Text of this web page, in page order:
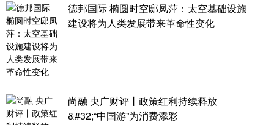
德邦国际 椭圆时空邸凤萍：太空基础设施
建设将为人类发展带来革命性变化
尚融 央广财评丨政策红利持续释放
&#32;“中国游”为消费添彩